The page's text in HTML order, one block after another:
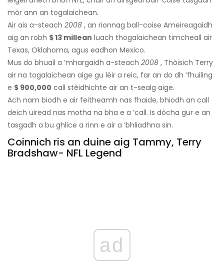
mòr ann an togalaichean.
Air ais a-steach 2008 , an rionnag ball-coise Ameireagaidh
aig an robh $ 13 millean luach thogalaichean timcheall air
Texas, Oklahoma, agus eadhon Mexico.
Mus do bhuail a ’mhargaidh a-steach 2008 , Thòisich Terry
air na togalaichean aige gu lèir a reic, far an do dh ’fhuiling
e $ 900,000 call stèidhichte air an t-sealg aige.
Ach nam biodh e air feitheamh nas fhaide, bhiodh an call
deich uiread nas motha na bha e a ’call. Is dòcha gur e an
tasgadh a bu ghlice a rinn e air a ’bhliadhna sin.
Coinnich ris an duine aig Tammy, Terry
Bradshaw- NFL Legend
ad